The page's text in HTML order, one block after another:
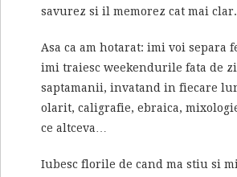
savurez si il memorez cat mai clar.
Asa ca am hotarat: imi voi separa
imi traiesc weekendurile fata de
saptamanii, invatand in fiecare
olarit, caligrafie, ebraica,
ce altceva…
Iubesc florile de cand ma stiu si